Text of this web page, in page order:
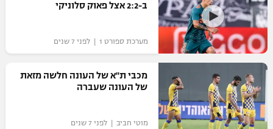
לוח דרושים – ג'ובנט
תגיות
המגזין
ב-2:2 אצל פאוק סלוניקי
מערכת ספורט 1 | לפני 7 שנים
מכבי ת"א של העונה חלשה מזאת
של העונה שעברה
מוטי חביב | לפני 7 שנים